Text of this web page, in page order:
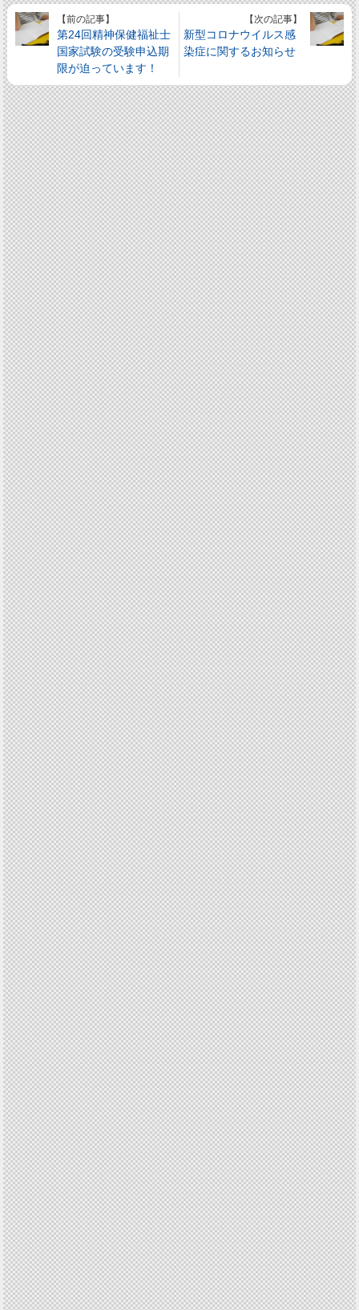
【前の記事】
第24回精神保健福祉士
国家試験の受験申込期
限が迫っています！
【次の記事】
新型コロナウイルス感
染症に関するお知らせ